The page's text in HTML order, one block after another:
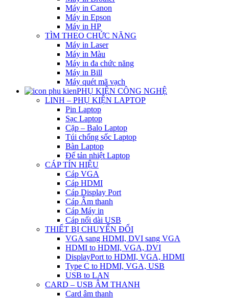
Máy in Canon
Máy in Epson
Máy in HP
TÌM THEO CHỨC NĂNG
Máy in Laser
Máy in Màu
Máy in đa chức năng
Máy in Bill
Máy quét mã vạch
PHỤ KIỆN CÔNG NGHỆ
LINH – PHỤ KIỆN LAPTOP
Pin Laptop
Sạc Laptop
Cặp – Balo Laptop
Túi chống sốc Laptop
Bàn Laptop
Đế tản nhiệt Laptop
CÁP TÍN HIỆU
Cáp VGA
Cáp HDMI
Cáp Display Port
Cáp Âm thanh
Cáp Máy in
Cáp nối dài USB
THIẾT BỊ CHUYỂN ĐỔI
VGA sang HDMI, DVI sang VGA
HDMI to HDMI, VGA, DVI
DisplayPort to HDMI, VGA, HDMI
Type C to HDMI, VGA, USB
USB to LAN
CARD – USB ÂM THANH
Card âm thanh